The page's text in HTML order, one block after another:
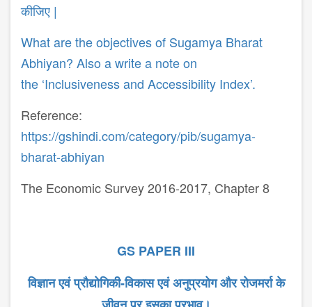
कीजिए |
What are the objectives of Sugamya Bharat
Abhiyan? Also a write a note on
the ‘Inclusiveness and Accessibility Index’.
Reference:
https://gshindi.com/category/pib/sugamya-
bharat-abhiyan
The Economic Survey 2016-2017, Chapter 8
GS PAPER III
विज्ञानएवंप्रौद्योगिकी-विकासएवं अनुप्रयोग औररोजमर्राके